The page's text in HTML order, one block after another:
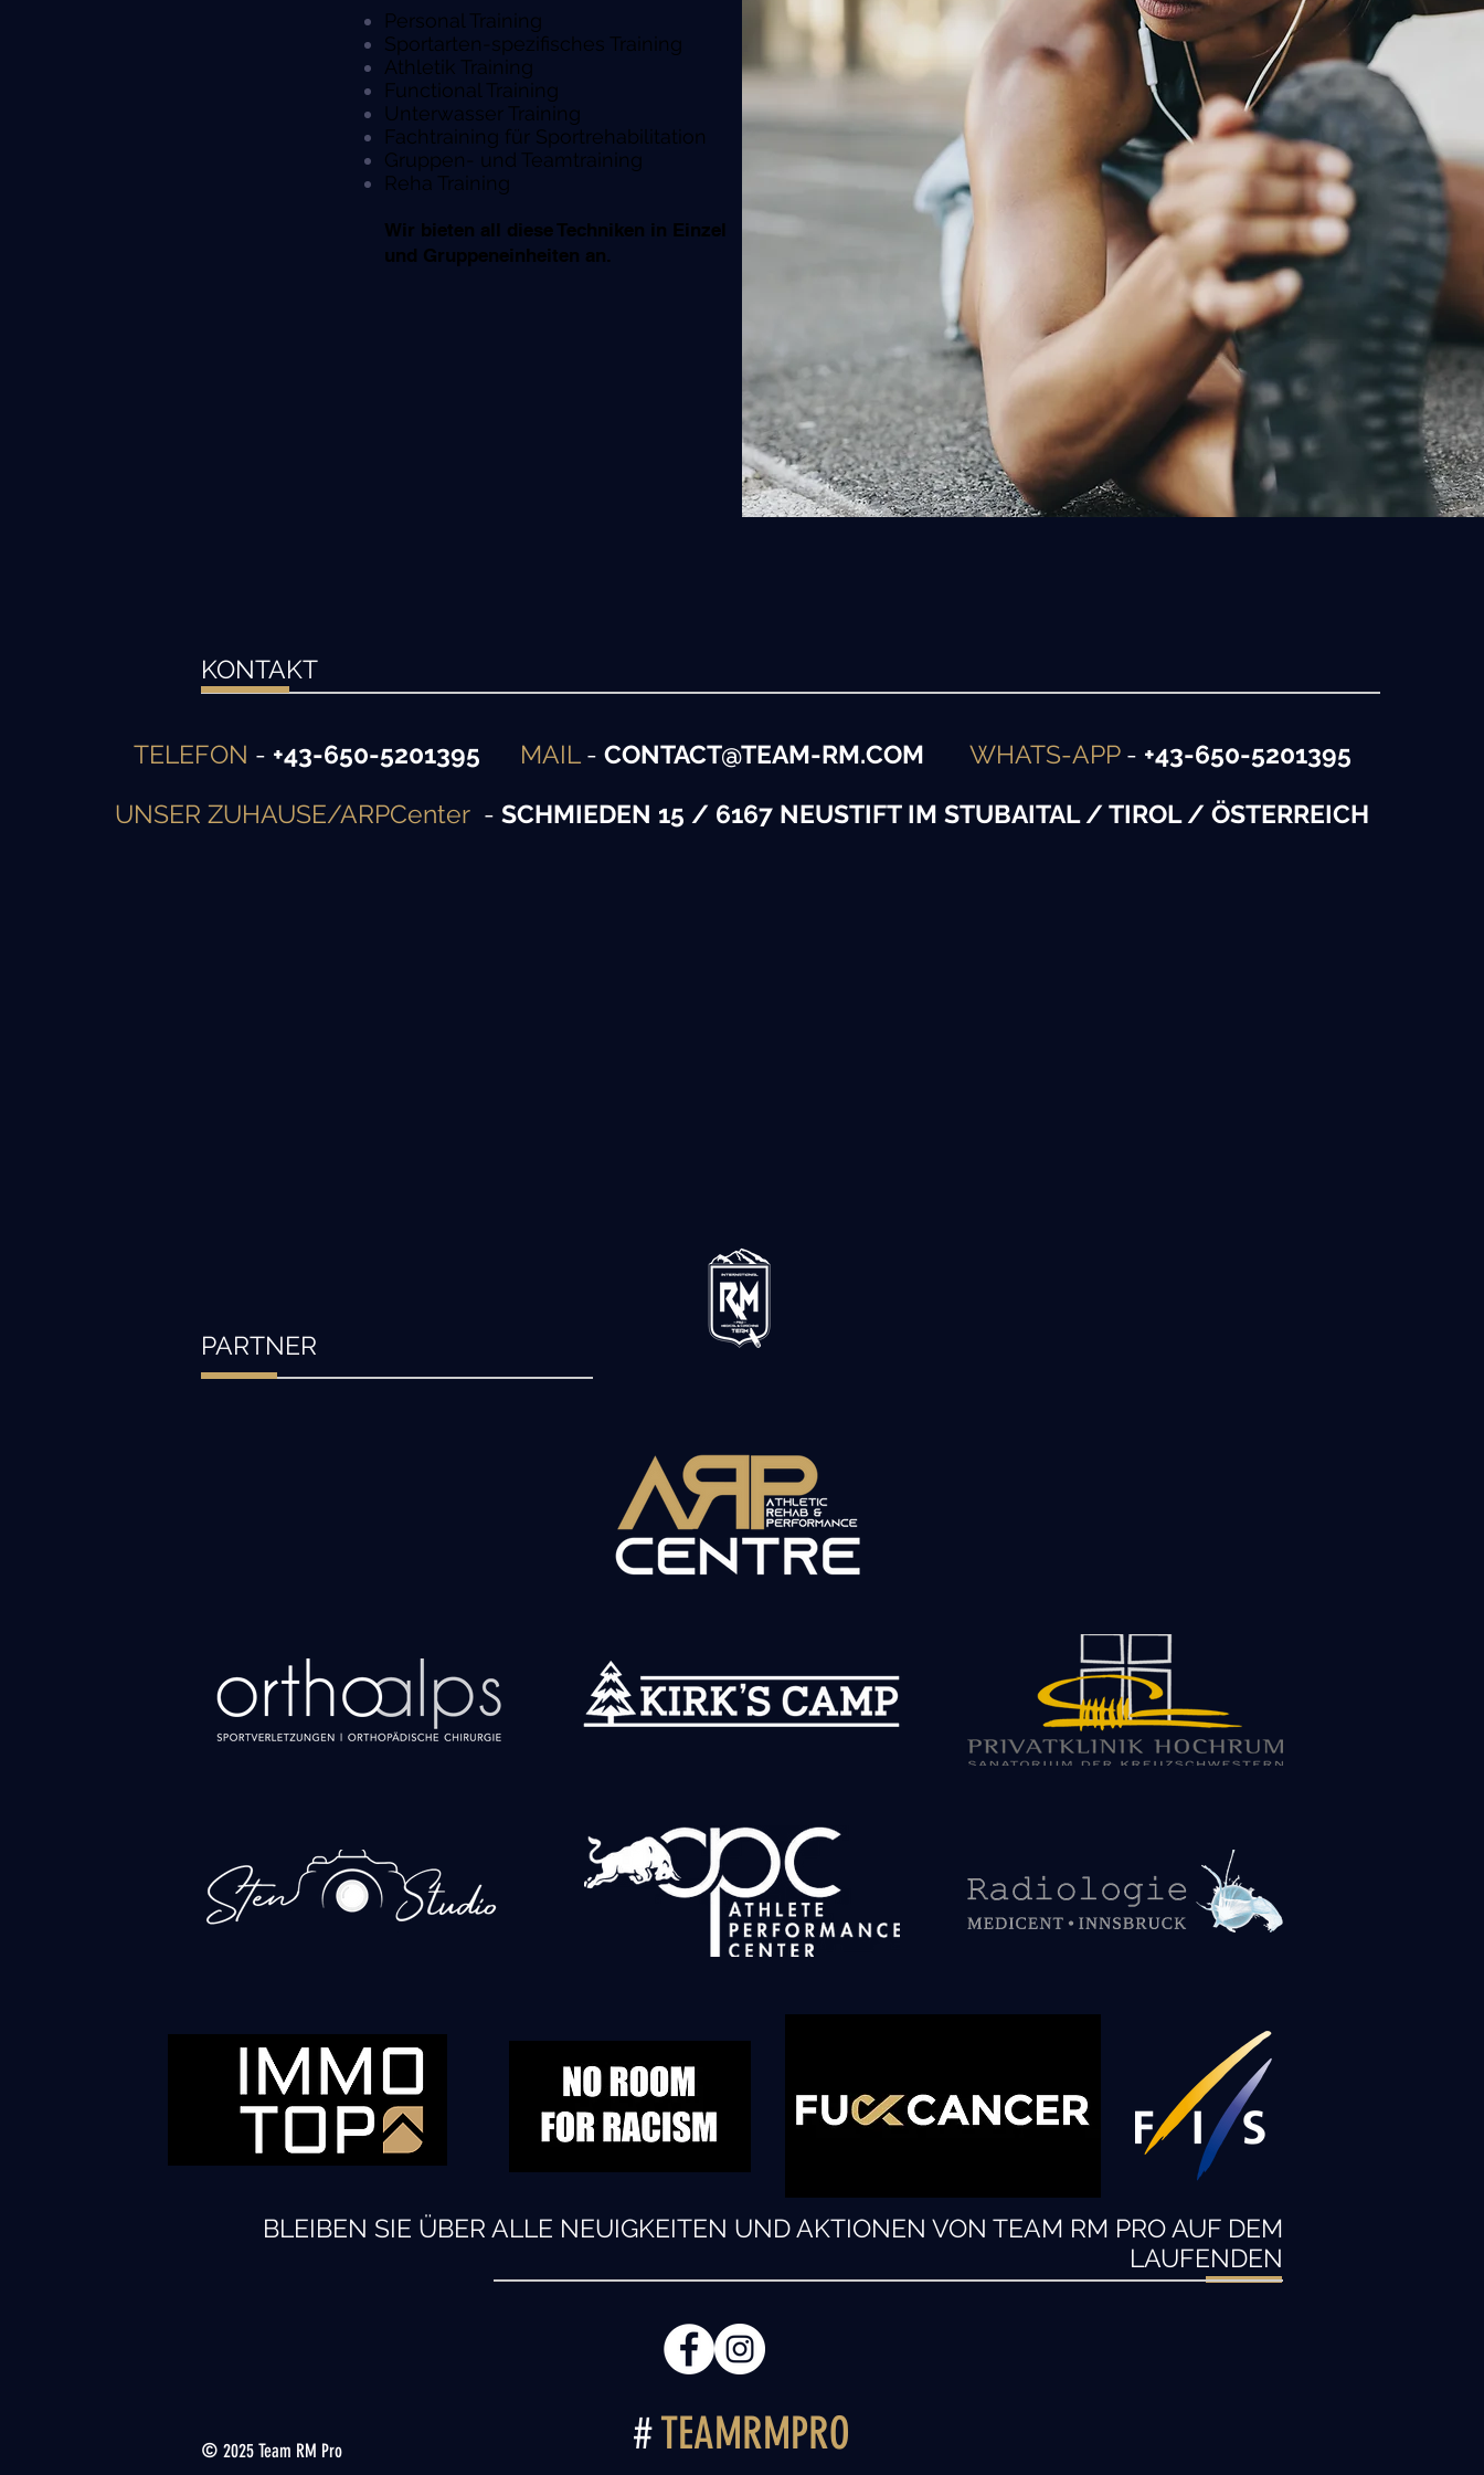
Personal Training
Sportarten-spezifisches Training
Athletik Training
Functional Training
Unterwasser Training
Fachtraining für Sportrehabilitation
Gruppen- und Teamtraining
Reha Training
Wir bieten all diese Techniken in Einzel
und Gruppeneinheiten an.
KONTAKT
TELEFON - +43-650-5201395 MAIL - CONTACT@TEAM-RM.COM WHATS-APP - +43-650-5201395
UNSER ZUHAUSE/ARPCenter - SCHMIEDEN 15 / 6167 NEUSTIFT IM STUBAITAL / TIROL / ÖSTERREICH
PARTNER
BLEIBEN SIE ÜBER ALLE NEUIGKEITEN UND AKTIONEN VON TEAM RM PRO AUF DEM
LAUFENDEN
#TEAMRMPRO
© 2025 Team RM Pro